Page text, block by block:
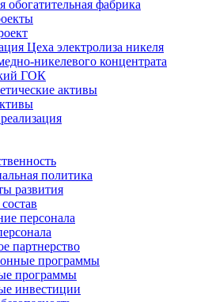
обогатительная фабрика
Цеха электролиза никеля
никелевого концентрата
ГОК
активы
политика
развития
персонала
партнерство
программы
программы
инвестиции